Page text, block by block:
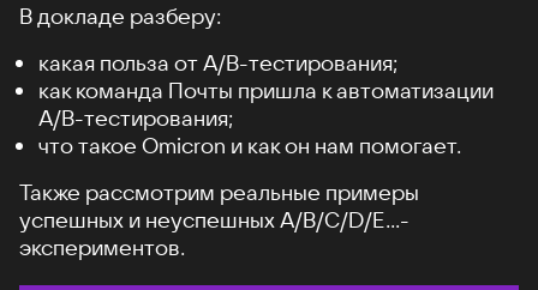
В докладе разберу:
какая польза от А/B-тестирования;
как команда Почты пришла к автоматизации
A/B-тестирования;
что такое Omicron и как он нам помогает.
Также рассмотрим реальные примеры
успешных и неуспешных A/B/C/D/E...-
экспериментов.